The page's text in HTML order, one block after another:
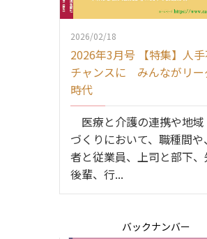
2026/02/18
2026年3月号 【特集】人
チャンスに みんながリー
時代
医療と介護の連携や地
づくりにおいて、職種間や
者と従業員、上司と部下、
後輩、行...
バックナンバー